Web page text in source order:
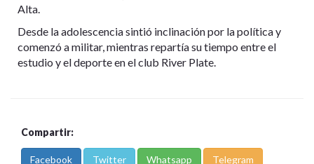
Alta.
Desde la adolescencia sintió inclinación por la política y
comenzó a militar, mientras repartía su tiempo entre el
estudio y el deporte en el club River Plate.
Compartir:
Facebook Twitter Whatsapp Telegram